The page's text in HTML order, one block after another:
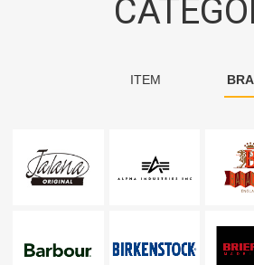
ITEM